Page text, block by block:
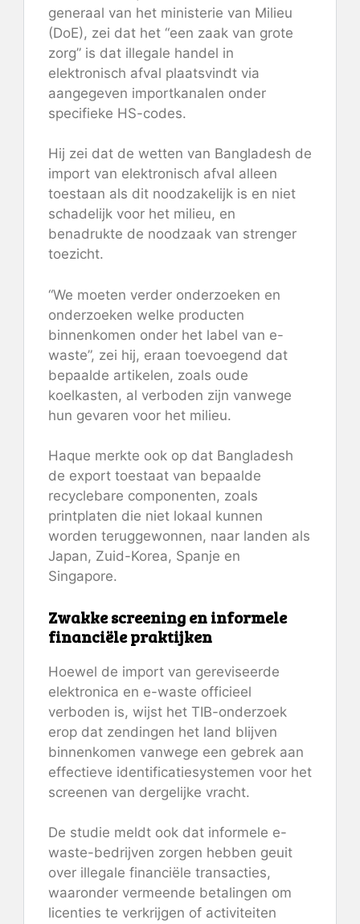
generaal van het ministerie van Milieu
(DoE), zei dat het “een zaak van grote
zorg” is dat illegale handel in
elektronisch afval plaatsvindt via
aangegeven importkanalen onder
specifieke HS-codes.
Hij zei dat de wetten van Bangladesh de
import van elektronisch afval alleen
toestaan ​​als dit noodzakelijk is en niet
schadelijk voor het milieu, en
benadrukte de noodzaak van strenger
toezicht.
“We moeten verder onderzoeken en
onderzoeken welke producten
binnenkomen onder het label van e-
waste”, zei hij, eraan toevoegend dat
bepaalde artikelen, zoals oude
koelkasten, al verboden zijn vanwege
hun gevaren voor het milieu.
Haque merkte ook op dat Bangladesh
de export toestaat van bepaalde
recyclebare componenten, zoals
printplaten die niet lokaal kunnen
worden teruggewonnen, naar landen als
Japan, Zuid-Korea, Spanje en
Singapore.
Zwakke screening en informele
financiële praktijken
Hoewel de import van gereviseerde
elektronica en e-waste officieel
verboden is, wijst het TIB-onderzoek
erop dat zendingen het land blijven
binnenkomen vanwege een gebrek aan
effectieve identificatiesystemen voor het
screenen van dergelijke vracht.
De studie meldt ook dat informele e-
waste-bedrijven zorgen hebben geuit
over illegale financiële transacties,
waaronder vermeende betalingen om
licenties te verkrijgen of activiteiten